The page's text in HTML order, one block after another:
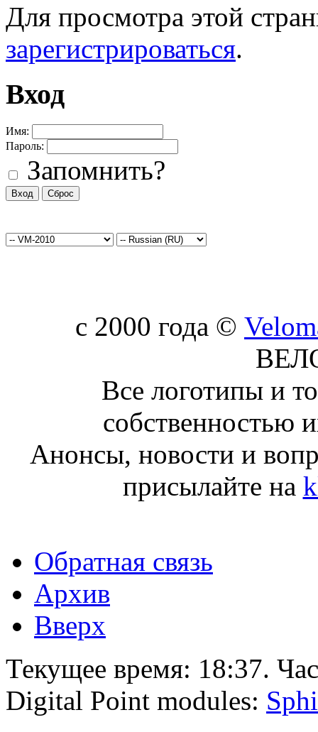
Для просмотра этой
зарегистрироваться.
Вход
Имя:
Пароль:
Запомнить?
c 2000 года ©
Все логотипы и
собственностью
Анонсы, новости и
присылайте на
Обратная связь
Архив
Вверх
Текущее время: 18:37.
Digital Point modules: